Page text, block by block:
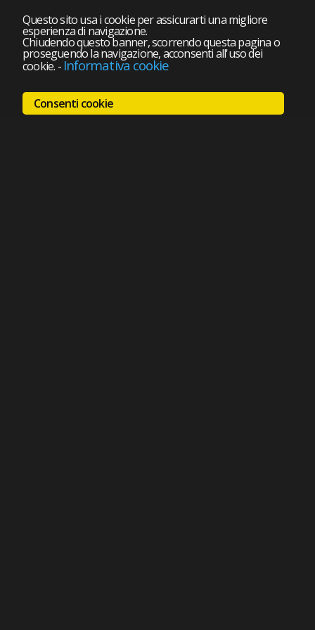
Questo sito usa i cookie per assicurarti una migliore
esperienza di navigazione.
Chiudendo questo banner, scorrendo questa pagina o
proseguendo la navigazione, acconsenti all'uso dei
cookie. - Informativa cookie
Consenti cookie